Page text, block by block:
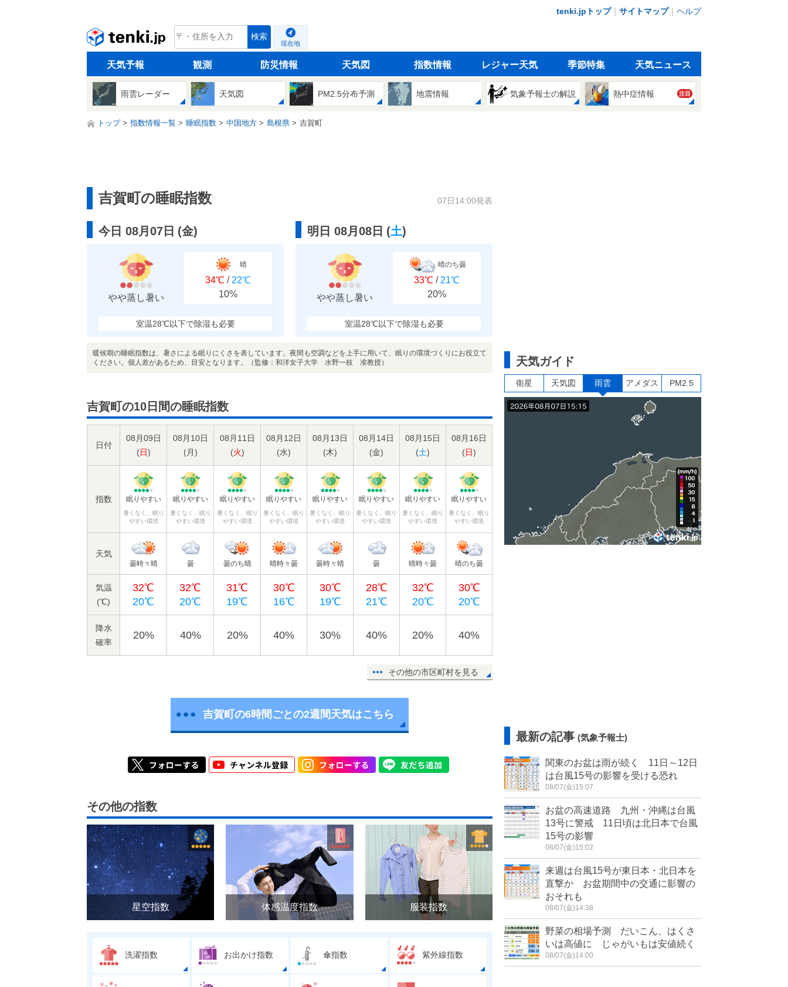
tenki.jpトップ｜ サイトマップ｜ ヘルプ
tenki.jp 検索
現在地
天気予報 観測 防災情報 天気図 指数情報 レジャー天気 季節特集 天気ニュース
雨雲レーダー 天気図 PM2.5分布予測 地震情報 気象予報士の解説 熱中症情報 注目
トップ 指数情報一覧 睡眠指数 中国地方 島根県 吉賀町
吉賀町の睡眠指数 07日14:00発表
今日 08月07日 (金)
やや蒸し暑い
晴
34℃ / 22℃
10%
室温28℃以下で除湿も必要
明日 08月08日 (土)
やや蒸し暑い
晴のち曇
33℃ / 21℃
20%
室温28℃以下で除湿も必要
暖候期の睡眠指数は、暑さによる眠りにくさを表しています。夜間も空調などを上手に用いて、眠りの環境づくりにお役立て
ください。個人差があるため、目安となります。（監修：和洋女子大学 水野一枝 准教授）
吉賀町の10日間の睡眠指数
日付
08月09日
(日)
08月10日
(月)
08月11日
(火)
08月12日
(水)
08月13日
(木)
08月14日
(金)
08月15日
(土)
08月16日
(日)
指数 眠りやすい
暑くなく、眠り
やすい環境
眠りやすい
暑くなく、眠り
やすい環境
眠りやすい
暑くなく、眠り
やすい環境
眠りやすい
暑くなく、眠り
やすい環境
眠りやすい
暑くなく、眠り
やすい環境
眠りやすい
暑くなく、眠り
やすい環境
眠りやすい
暑くなく、眠り
やすい環境
眠りやすい
暑くなく、眠り
やすい環境
天気
曇時々晴 曇 曇のち晴 晴時々曇 曇時々晴 曇 晴時々曇 晴のち曇
気温
(℃)
32℃
20℃
32℃
20℃
31℃
19℃
30℃
16℃
30℃
19℃
28℃
21℃
32℃
20℃
30℃
20℃
降水
確率
20% 40% 20% 40% 30% 40% 20% 40%
その他の市区町村を見る
吉賀町の6時間ごとの2週間天気はこちら
その他の指数
星空指数 体感温度指数 服装指数
洗濯指数 お出かけ指数 傘指数 紫外線指数
天気ガイド
衛星 天気図 雨雲 アメダス PM2.5
最新の記事 (気象予報士)
関東のお盆は雨が続く 11日～12日
は台風15号の影響を受ける恐れ
08/07(金)15:07
お盆の高速道路 九州・沖縄は台風
13号に警戒 11日頃は北日本で台風
15号の影響
08/07(金)15:02
来週は台風15号が東日本・北日本を
直撃か お盆期間中の交通に影響の
おそれも
08/07(金)14:38
野菜の相場予測 だいこん、はくさ
いは高値に じゃがいもは安値続く
08/07(金)14:00